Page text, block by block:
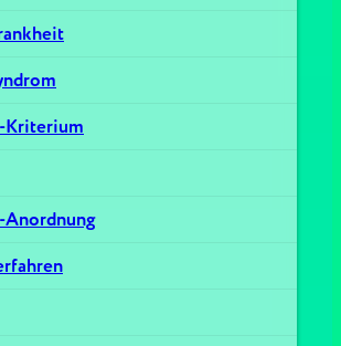
Kriterium